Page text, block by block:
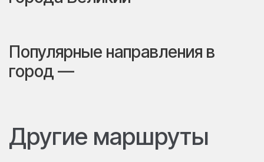
Популярные направления в
город —
Другие маршруты